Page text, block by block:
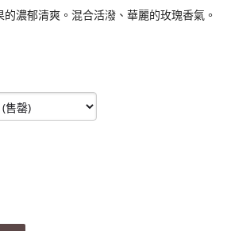
濃郁清爽。混合活潑、華麗的玫瑰香氣。